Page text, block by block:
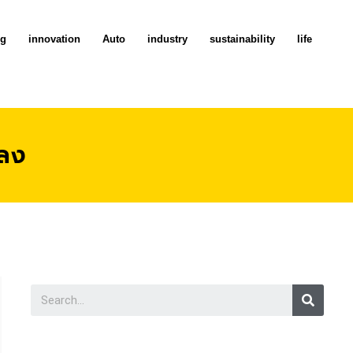
innovation Auto industry sustainability life
ง